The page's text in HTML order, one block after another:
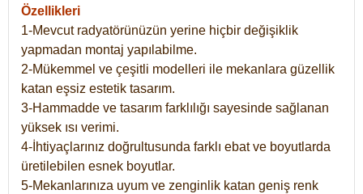
Özellikleri
1-Mevcut radyatörünüzün yerine hiçbir değişiklik
yapmadan montaj yapılabilme.
2-Mükemmel ve çeşitli modelleri ile mekanlara güzellik
katan eşsiz estetik tasarım.
3-Hammadde ve tasarım farklılığı sayesinde sağlanan
yüksek ısı verimi.
4-İhtiyaçlarınız doğrultusunda farklı ebat ve boyutlarda
üretilebilen esnek boyutlar.
5-Mekanlarınıza uyum ve zenginlik katan geniş renk